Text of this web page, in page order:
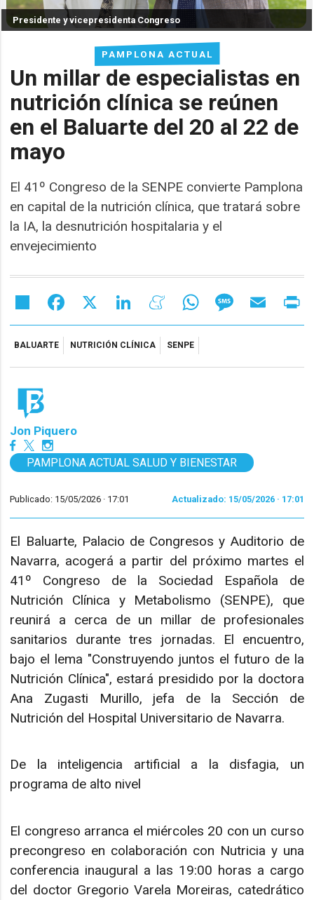
PAMPLONA ACTUAL
Un millar de especialistas en
nutrición clínica se reúnen
en el Baluarte del 20 al 22 de
mayo
El 41º Congreso de la SENPE convierte Pamplona
en capital de la nutrición clínica, que tratará sobre
la IA, la desnutrición hospitalaria y el
envejecimiento
Presidente y vicepresidenta Congreso
Share Facebook LinkedIn MeneameWhatsAppMessageEmail
BALUARTE NUTRICIÓN CLÍNICA SENPE
Jon Piquero
PAMPLONA ACTUAL SALUD Y BIENESTAR
Publicado: 15/05/2026 · 17:01 Actualizado: 15/05/2026 · 17:01
El Baluarte, Palacio de Congresos y Auditorio de
Navarra, acogerá a partir del próximo martes el
41º Congreso de la Sociedad Española de
Nutrición Clínica y Metabolismo (SENPE), que
reunirá a cerca de un millar de profesionales
sanitarios durante tres jornadas. El encuentro,
bajo el lema "Construyendo juntos el futuro de la
Nutrición Clínica", estará presidido por la doctora
Ana Zugasti Murillo, jefa de la Sección de
Nutrición del Hospital Universitario de Navarra.
De la inteligencia artificial a la disfagia, un
programa de alto nivel
El congreso arranca el miércoles 20 con un curso
precongreso en colaboración con Nutricia y una
conferencia inaugural a las 19:00 horas a cargo
del doctor Gregorio Varela Moreiras, catedrático